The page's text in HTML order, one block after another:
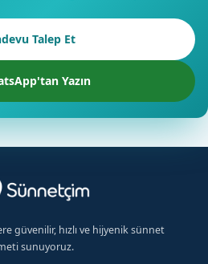
Talep Et
Yazın
güvenilir, hızlı ve hijyenik sünnet
sunuyoruz.